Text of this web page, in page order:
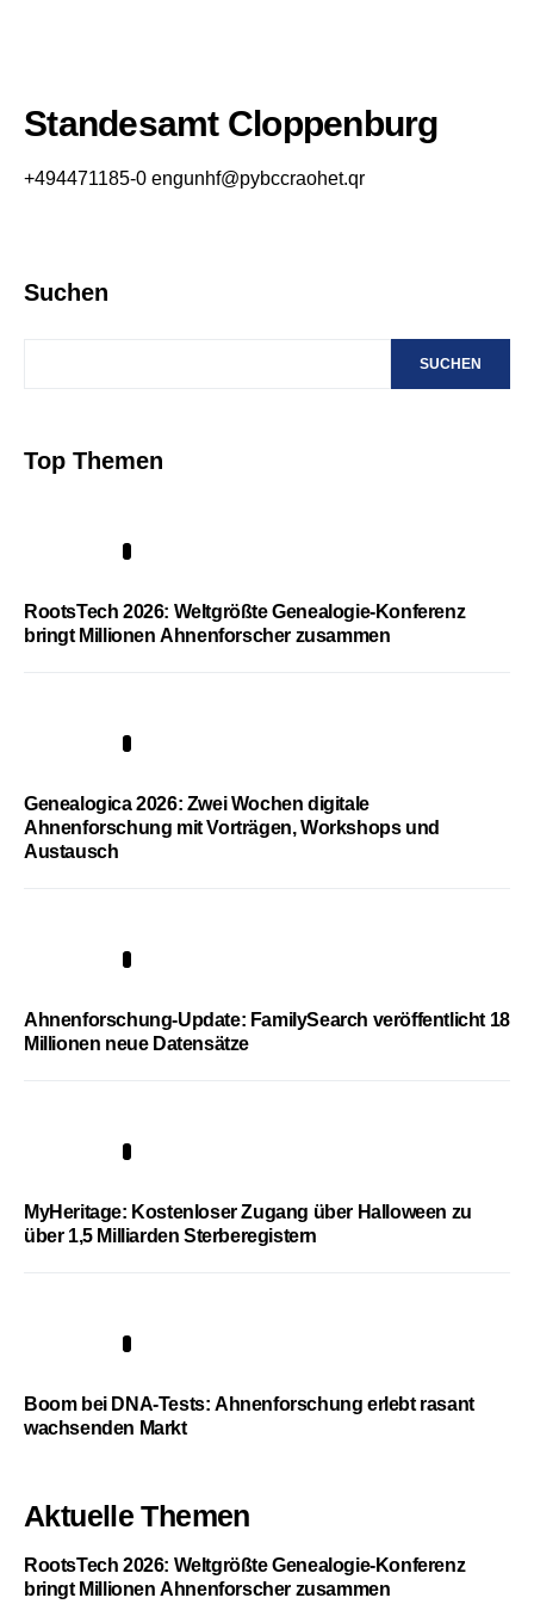
Standesamt Cloppenburg
+494471185-0 engunhf@pybccraohet.qr
Suchen
SUCHEN
Top Themen
RootsTech 2026: Weltgrößte Genealogie-Konferenz
bringt Millionen Ahnenforscher zusammen
Genealogica 2026: Zwei Wochen digitale
Ahnenforschung mit Vorträgen, Workshops und
Austausch
Ahnenforschung-Update: FamilySearch veröffentlicht 18
Millionen neue Datensätze
MyHeritage: Kostenloser Zugang über Halloween zu
über 1,5 Milliarden Sterberegistern
Boom bei DNA-Tests: Ahnenforschung erlebt rasant
wachsenden Markt
Aktuelle Themen
RootsTech 2026: Weltgrößte Genealogie-Konferenz
bringt Millionen Ahnenforscher zusammen